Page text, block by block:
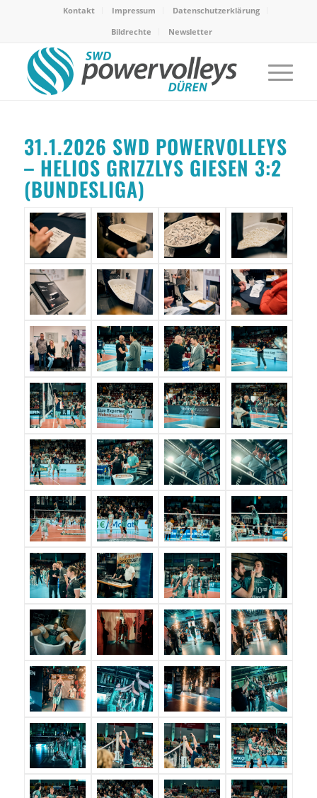
Kontakt Impressum
Datenschutzerklärung
Bildrechte
Newsletter
31.1.2026 SWD POWERVOLLEYS
– HELIOS GRIZZLYS GIESEN 3:2
(BUNDESLIGA)